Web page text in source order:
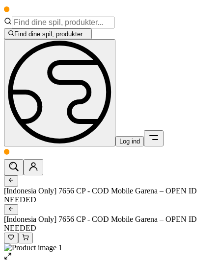
Find dine spil, produkter...
Log ind
[Indonesia Only] 7656 CP - COD Mobile Garena – OPEN ID
NEEDED
[Indonesia Only] 7656 CP - COD Mobile Garena – OPEN ID
NEEDED